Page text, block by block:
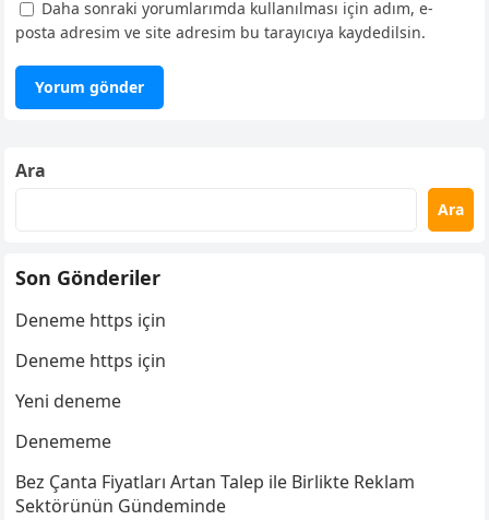
Daha sonraki yorumlarımda kullanılması için adım, e-
posta adresim ve site adresim bu tarayıcıya kaydedilsin.
Ara
Ara
Son Gönderiler
Deneme https için
Deneme https için
Yeni deneme
Denememe
Bez Çanta Fiyatları Artan Talep ile Birlikte Reklam
Sektörünün Gündeminde